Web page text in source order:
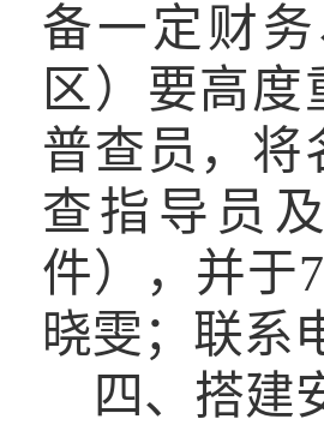
备一定财
区）要高
普查员，将
查指导员
件），并于7
晓雯；联系
四、搭建